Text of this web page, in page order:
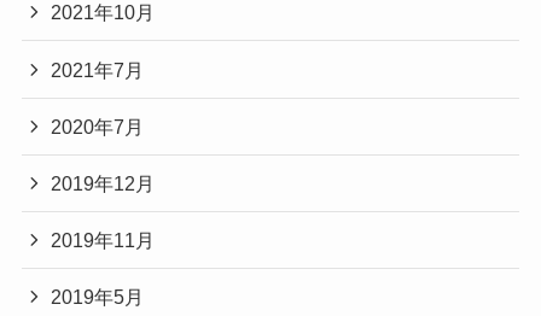
2021年10月
2021年7月
2020年7月
2019年12月
2019年11月
2019年5月